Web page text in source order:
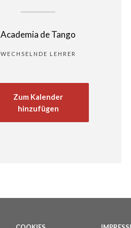
Academia de Tango
WECHSELNDE LEHRER
Zum Kalender
hinzufügen